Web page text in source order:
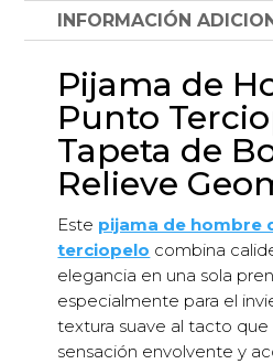
botones,
relieve
geométrico
cantidad
INFORMACIÓN
Pijama de
Punto
Tapeta de
Relieve
Este pijama de hombre
terciopelo combina
elegancia en una sola
especialmente para el
textura suave al tacto
sensación envolvente y